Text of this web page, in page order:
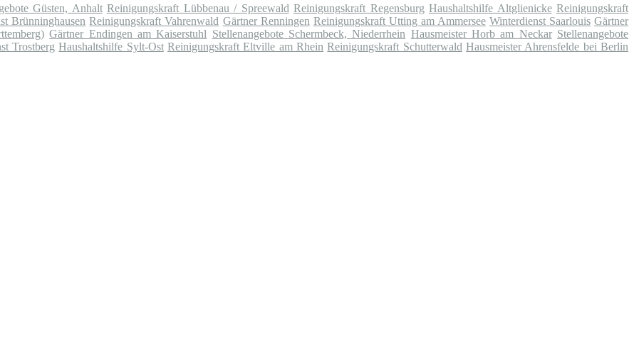
Güsten, Anhalt Reinigungskraft Lübbenau / Spreewald Reinigungskraft Regensburg Haushaltshilfe Altglienicke Reinigungskraft
Brünninghausen Reinigungskraft Vahrenwald Gärtner Renningen Reinigungskraft Utting am Ammersee Winterdienst Saarlouis Gärtner
Gärtner Endingen am Kaiserstuhl Stellenangebote Schermbeck, Niederrhein Hausmeister Horb am Neckar Stellenangebote
Trostberg Haushaltshilfe Sylt-Ost Reinigungskraft Eltville am Rhein Reinigungskraft Schutterwald Hausmeister Ahrensfelde bei Berlin